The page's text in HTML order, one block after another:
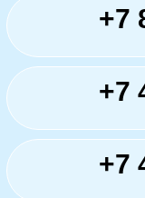
+7
+7
+7